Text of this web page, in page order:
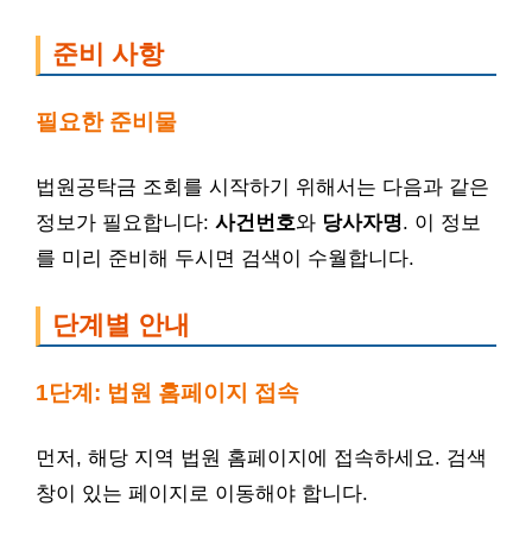
준비 사항
필요한 준비물
법원공탁금 조회를 시작하기 위해서는 다음과 같은
정보가 필요합니다: 사건번호와 당사자명. 이 정보
를 미리 준비해 두시면 검색이 수월합니다.
단계별 안내
1단계: 법원 홈페이지 접속
먼저, 해당 지역 법원 홈페이지에 접속하세요. 검색
창이 있는 페이지로 이동해야 합니다.